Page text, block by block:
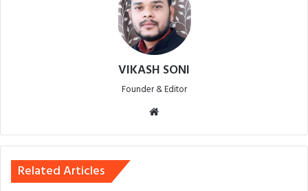
VIKASH SONI
Founder & Editor
Related Articles